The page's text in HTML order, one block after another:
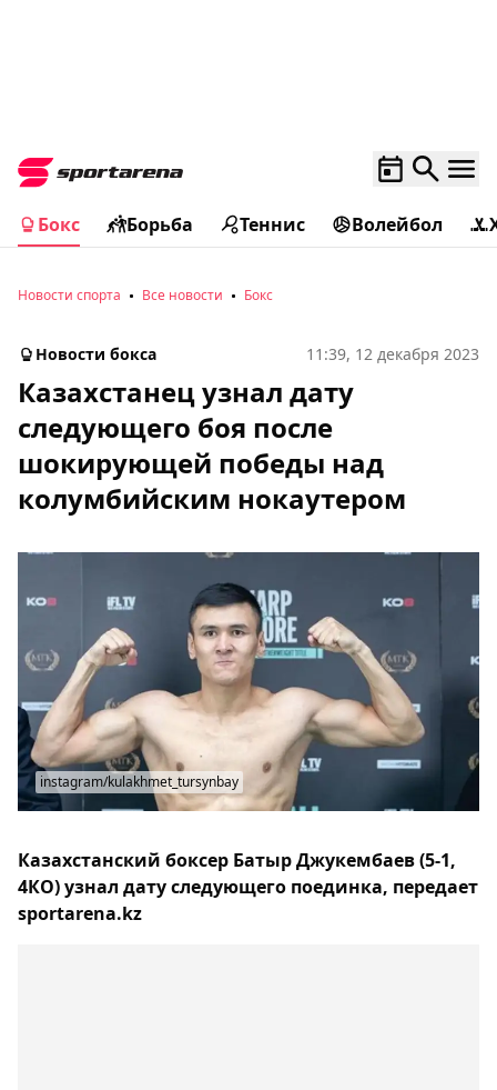
Бокс Борьба Теннис Волейбол
Новости спорта Все новости Бокс
Новости бокса 11:39, 12 декабря 2023
Казахстанец узнал дату
следующего боя после
шокирующей победы над
колумбийским нокаутером
instagram/kulakhmet_tursynbay
Казахстанский боксер Батыр Джукембаев (5-1,
4КО) узнал дату следующего поединка, передает
sportarena.kz